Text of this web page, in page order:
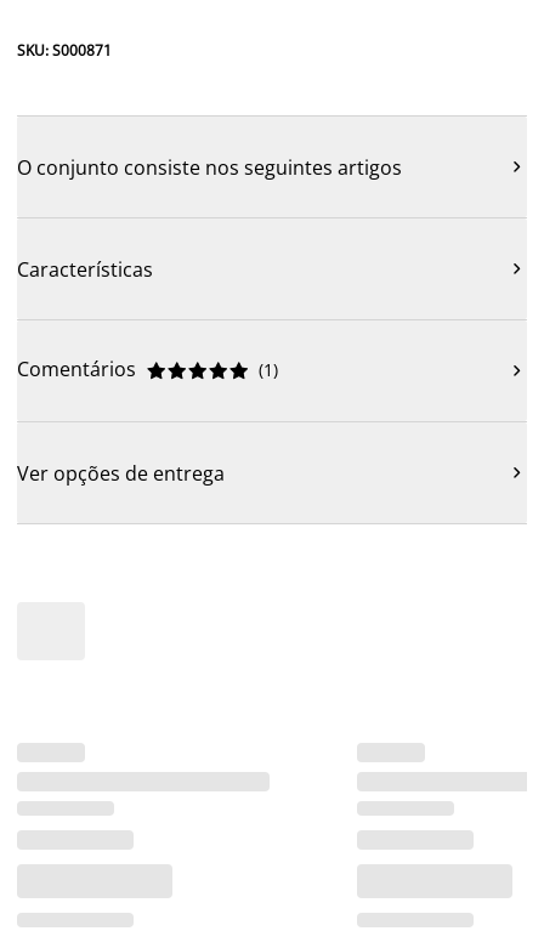
SKU: S000871
O conjunto consiste nos seguintes artigos 
Características 
Comentários 




 (1) 
Ver opções de entrega 